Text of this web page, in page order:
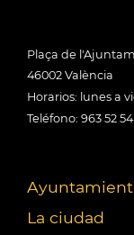
Plaça de
46002 València
Horarios: lunes a
Teléfono: 963 52
La ciudad